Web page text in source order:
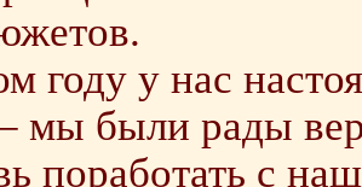
году у нас
мы были рады
поработать с